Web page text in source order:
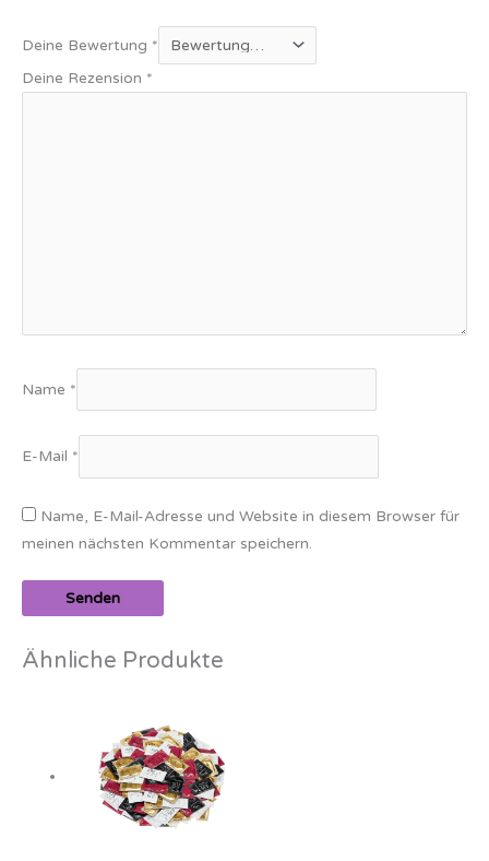
Deine Bewertung *
Deine Rezension *
Name *
E-Mail *
Name, E-Mail-Adresse und Website in diesem Browser für
meinen nächsten Kommentar speichern.
Ähnliche Produkte